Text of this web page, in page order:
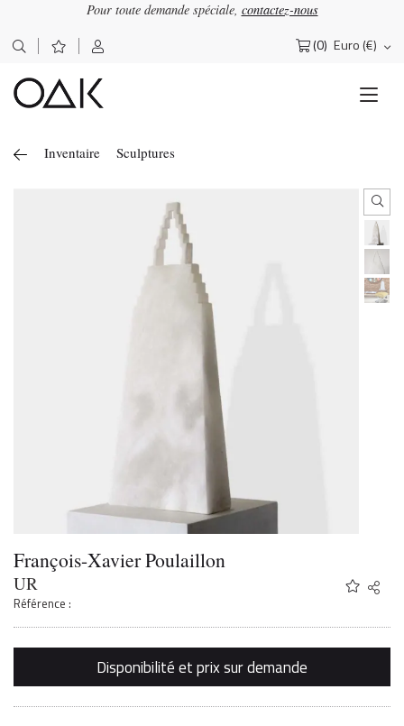
Pour toute demande spéciale, contactez-nous
(0) Euro (€)
Rechercher :
Inventaire Sculptures
François-Xavier Poulaillon
UR
Référence :
Share
Twitter
Email
Disponibilité et prix sur demande